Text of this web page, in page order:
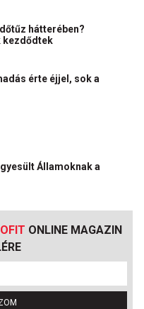
hátterében?
kezdődtek
érte éjjel, sok a
Államoknak a
ONLINE MAGAZIN